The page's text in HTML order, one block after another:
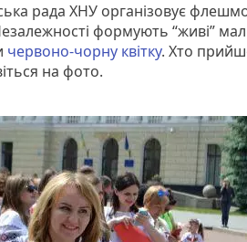
рада ХНУ організовує
формують “живі”
червоно-чорну квітку. Хто
на фото.